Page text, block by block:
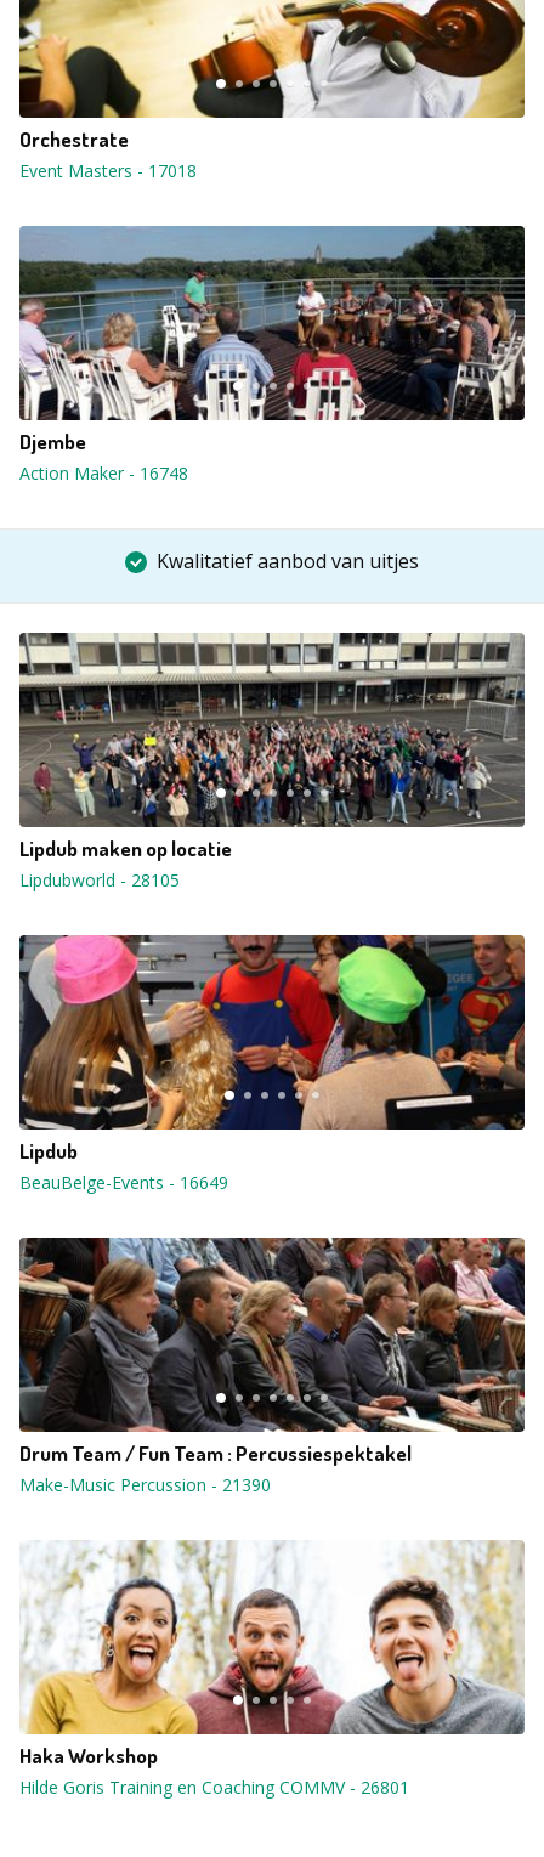
Orchestrate
Event Masters - 17018
Djembe
Action Maker- 16748
Kwalitatief aanbod van uitjes
Lipdub maken op locatie
Lipdubworld - 28105
Lipdub
BeauBelge-Events - 16649
Drum Team / Fun Team : Percussiespektakel
Make-Music Percussion - 21390
Haka Workshop
Hilde Goris Training en Coaching COMMV- 26801